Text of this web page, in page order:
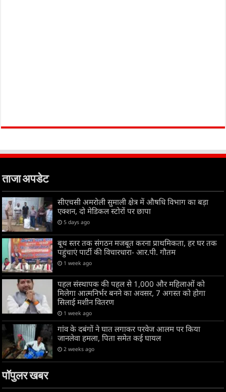
ताजा अपडेट
सीएचसी अमरोली सुमाली क्षेत्र में औषधि विभाग का बड़ा
एक्शन, दो मेडिकल स्टोरों पर छापा
5 days ago
बूथ स्तर तक संगठन मजबूत करना प्राथमिकता, हर घर तक
पहुंचाएं पार्टी की विचारधारा- आर.पी. गौतम
1 week ago
पहल संस्थापक की पहल से 1,000 और महिलाओं को
मिलेगा आत्मनिर्भर बनने का अवसर, 7 अगस्त को होगा
सिलाई मशीन वितरण
1 week ago
गांव के दबंगों ने घात लगाकर परवेज आलम पर किया
जानलेवा हमला, पिता समेत कई घायल
2 weeks ago
पॉपुलर खबर